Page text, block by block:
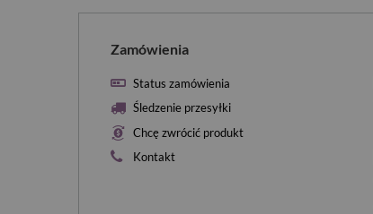
Zamówienia
Status zamówienia
Śledzenie przesyłki
Chcę zwrócić produkt
Kontakt